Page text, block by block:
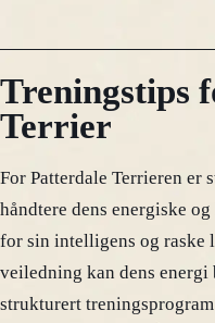
Treningstips
Terrier
For Patterdale Terrieren er
håndtere dens energiske
for sin intelligens og raske
veiledning kan dens
strukturert